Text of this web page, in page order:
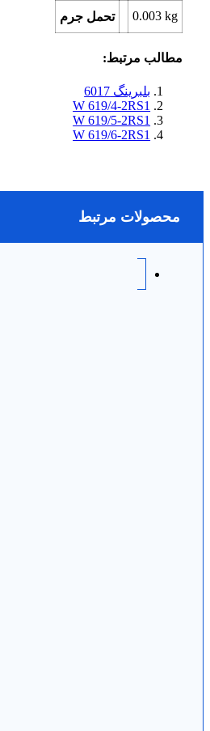
تحمل جرم 0.003kg
مطالب مرتبط:
بلبرینگ 6017
W 619/4-2RS1
W 619/5-2RS1
W 619/6-2RS1
محصولات مرتبط